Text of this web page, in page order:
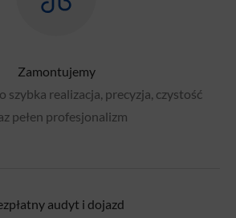
Zamontujemy
szybka realizacja, precyzja, czystość
pełen profesjonalizm
audyt i dojazd